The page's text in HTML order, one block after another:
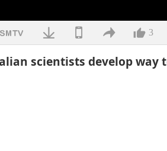
3
scientists develop way